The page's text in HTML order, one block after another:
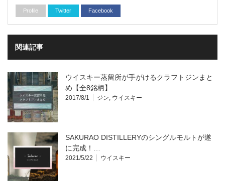
Profile Twitter Facebook
関連記事
ウイスキー蒸留所が手がけるクラフトジンまと
め【全8銘柄】
2017/8/1 ジン, ウイスキー
SAKURAO DISTILLERYのシングルモルトが遂
に完成！…
2021/5/22 ウイスキー